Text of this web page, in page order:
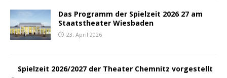
Das Programm der Spielzeit 2026 27 am
Staatstheater Wiesbaden
23. April 2026
Spielzeit 2026/2027 der Theater Chemnitz vorgestellt